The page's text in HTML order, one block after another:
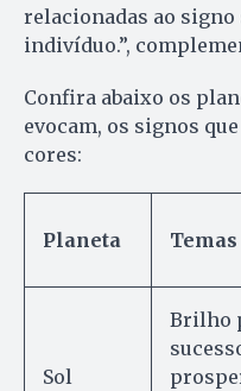
relacionadas ao signo
indivíduo.”,
Confira abaixo os
evocam, os signos
cores:
Planeta Temas
Sol
Brilho